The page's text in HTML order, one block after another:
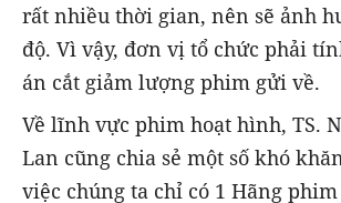
rất nhiều thời gian, nên sẽ ảnh
độ. Vì vậy, đơn vị tổ chức phải
án cắt giảm lượng phim gửi về.
Về lĩnh vực phim hoạt hình, TS.
Lan cũng chia sẻ một số khó
việc chúng ta chỉ có 1 Hãng